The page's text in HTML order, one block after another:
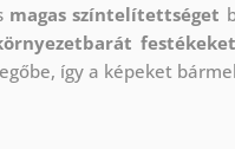
magas színtelítettséget
festékeket
így a képeket